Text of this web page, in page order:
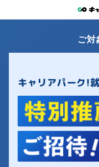
ご対
キャリアパーク!